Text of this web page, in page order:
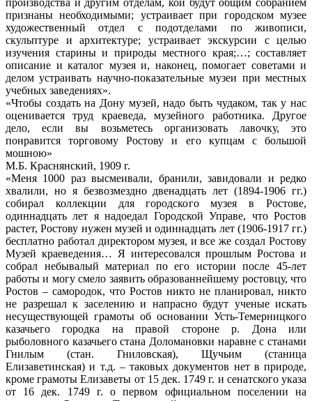
признаны необходимыми; устраивает при городском музее
художественный отдел с подотделами по живописи,
скульптуре и архитектуре; устраивает экскурсии с целью
изучения старины и природы местного края;…; составляет
описание и каталог музея и, наконец, помогает советами и
делом устраивать научно-показательные музеи при местных
учебных заведениях».
«Чтобы создать на Дону музей, надо быть чудаком, так у нас
оценивается труд краеведа, музейного работника. Другое
дело, если вы возьметесь организовать лавочку, это
понравится торговому Ростову и его купцам с большой
мошною»
М.Б. Краснянский, 1909 г.
«Меня 1000 раз высмеивали, бранили, завидовали и редко
хвалили, но я безвозмездно двенадцать лет (1894-1906 гг.)
собирал коллекции для городского музея в Ростове,
одиннадцать лет я надоедал Городской Управе, что Ростов
растет, Ростову нужен музей и одиннадцать лет (1906-1917 гг.)
бесплатно работал директором музея, и все же создал Ростову
Музей краеведения… Я интересовался прошлым Ростова и
собрал небывалый материал по его истории после 45-лет
работы и могу смело заявить образованнейшему ростовцу, что
Ростов – самородок, что Ростов никто не планировал, никто
не разрешал к заселению и напрасно будут ученые искать
несуществующей грамоты об основании Усть-Темерницкого
казачьего городка на правой стороне р. Дона или
рыболовного казачьего стана Доломановки наравне с станами
Гнилым (стан. Гниловская), Щучьим (станица
Елизаветинская) и т.д. – таковых документов нет в природе,
кроме грамоты Елизаветы от 15 дек. 1749 г. и сенатского указа
от 16 дек. 1749 г. о первом официальном поселении на